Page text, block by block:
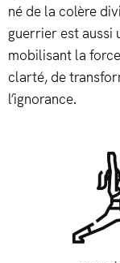
né de la colère
guerrier est aussi
mobilisant la
clarté, de
l’ignorance.